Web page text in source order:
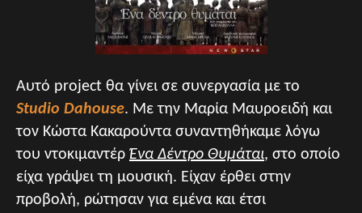
Αυτό project θα γίνει σε συνεργασία με το
Studio Dahouse. Με την Μαρία Μαυροειδή και
τον Κώστα Κακαρούντα συναντηθήκαμε λόγω
του ντοκιμαντέρ Ένα Δέντρο Θυμάται, στο οποίο
είχα γράψει τη μουσική. Είχαν έρθει στην
προβολή, ρώτησαν για εμένα και έτσι